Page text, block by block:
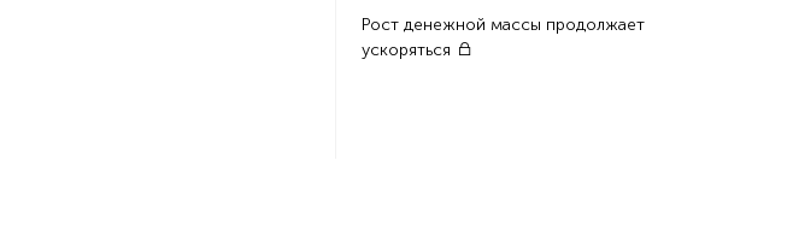
Рост денежной массы продолжает
ускоряться